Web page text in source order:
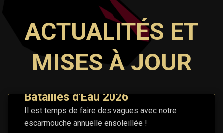
ACTUALITÉS ET
MISES À JOUR
Batailles d'Eau 2026
Il est temps de faire des vagues avec notre
escarmouche annuelle ensoleillée !